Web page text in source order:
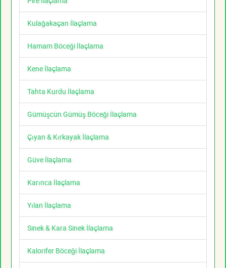
Kulağakaçan İlaçlama
Hamam Böceği İlaçlama
Kene İlaçlama
Tahta Kurdu İlaçlama
Gümüşcün Gümüş Böceği İlaçlama
Çıyan & Kırkayak İlaçlama
Güve İlaçlama
Karınca İlaçlama
Yılan İlaçlama
Sinek & Kara Sinek İlaçlama
Kalorifer Böceği İlaçlama